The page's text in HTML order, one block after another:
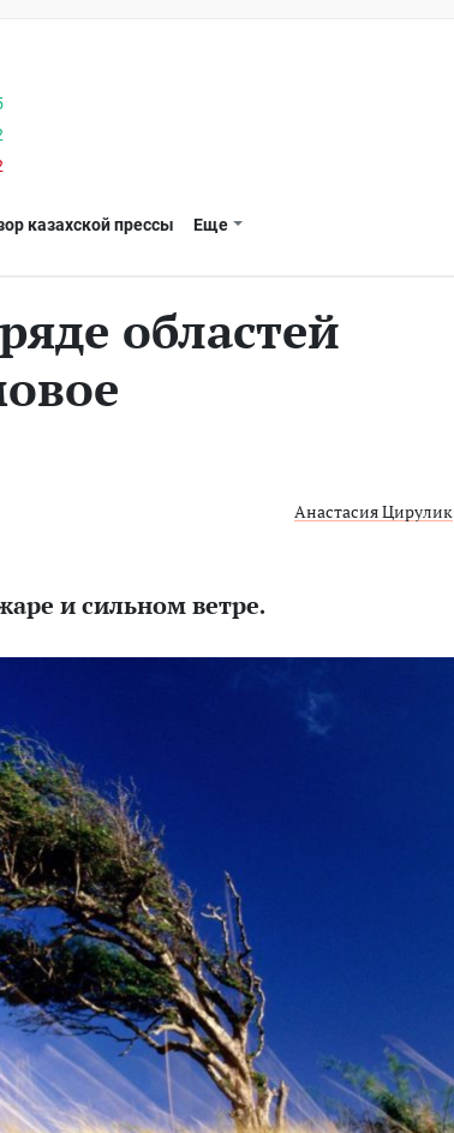
казахской прессы Еще
областей
Анастасия Цирулик
и сильном ветре.